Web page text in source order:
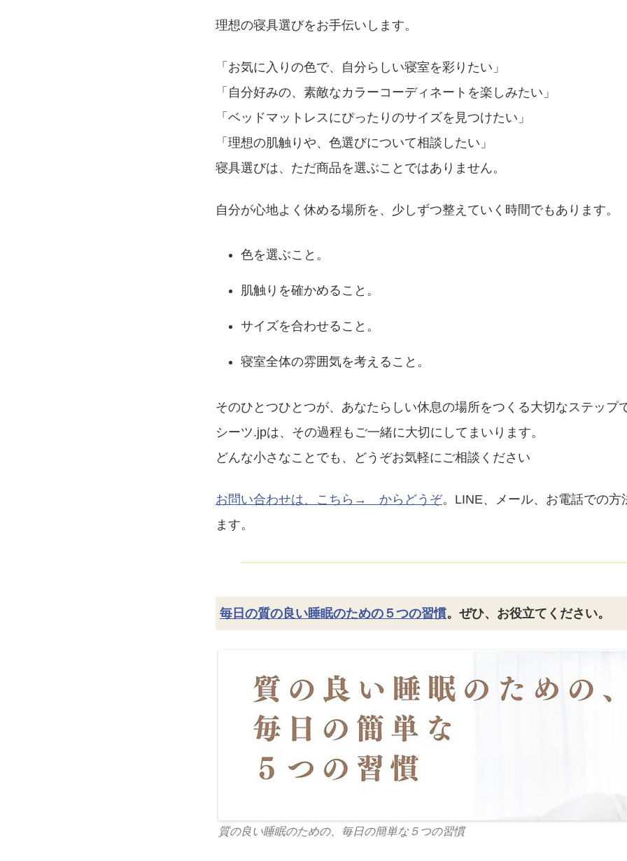
理想の寝具選びをお手伝いします。
「お気に入りの色で、自分らしい寝室を彩りたい」
「自分好みの、素敵なカラーコーディネートを楽しみたい」
「ベッドマットレスにぴったりのサイズを見つけたい」
「理想の肌触りや、色選びについて相談したい」
寝具選びは、ただ商品を選ぶことではありません。
自分が心地よく休める場所を、少しずつ整えていく時間でもあります。
色を選ぶこと。
肌触りを確かめること。
サイズを合わせること。
寝室全体の雰囲気を考えること。
そのひとつひとつが、あなたらしい休息の場所をつくる大切なステップ
シーツ.jpは、その過程もご一緒に大切にしてまいります。
どんな小さなことでも、どうぞお気軽にご相談ください
お問い合わせは、こちら→ からどうぞ。LINE、メール、お電話での方
ます。
毎日の質の良い睡眠のための５つの習慣。ぜひ、お役立てください。
質の良い睡眠のための、毎日の簡単な５つの習慣